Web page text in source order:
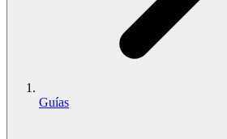
Guías